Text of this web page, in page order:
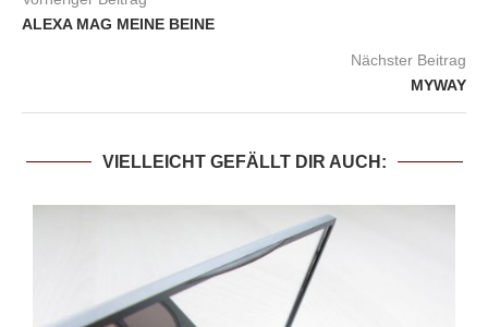
ALEXA MAG MEINE BEINE
Nächster Beitrag
MYWAY
VIELLEICHT GEFÄLLT DIR AUCH: